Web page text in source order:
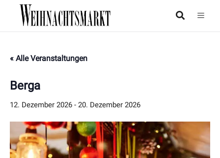
« Alle Veranstaltungen
Berga
12. Dezember 2026 - 20. Dezember 2026